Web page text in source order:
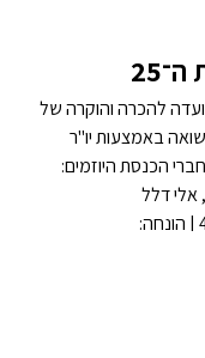
להכרה והוקרה של
באמצעות יו"ר
הכנסת היוזמים:
אלי דלל
מס׳ הצעה: פ/4761/25 | הונחה: